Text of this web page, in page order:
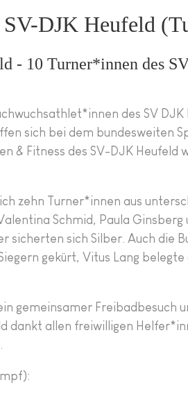
DJK Heufeld
- 10 Turner*innen des
des SV DJK
sich bei dem bundesweiten
& Fitness des SV-DJK Heufeld
zehn Turner*innen aus
Schmid, Paula Ginsberg
sicherten sich Silber. Auch die
gekürt, Vitus Lang
gemeinsamer Freibadbesuch
dankt allen freiwilligen